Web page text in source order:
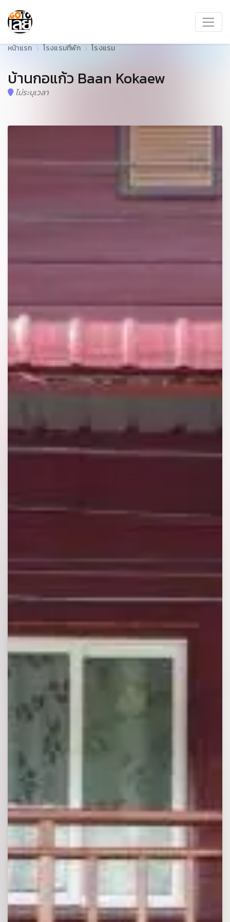
หน้าแรก โรงแรมที่พัก โรงแรม
บ้านกอแก้ว Baan Kokaew
ไม่ระบุเวลา